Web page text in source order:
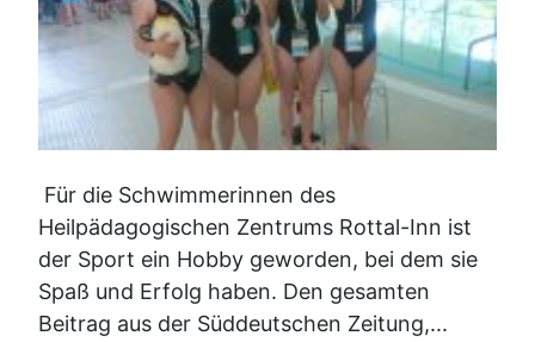
Für die Schwimmerinnen des
Heilpädagogischen Zentrums Rottal-Inn ist
der Sport ein Hobby geworden, bei dem sie
Spaß und Erfolg haben. Den gesamten
Beitrag aus der Süddeutschen Zeitung,...